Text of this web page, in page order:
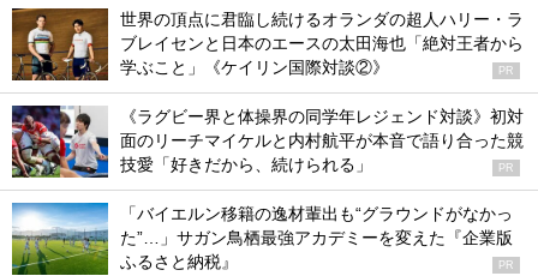
世界の頂点に君臨し続けるオランダの超人ハリー・ラ
ブレイセンと日本のエースの太田海也「絶対王者から
学ぶこと」《ケイリン国際対談②》
PR
《ラグビー界と体操界の同学年レジェンド対談》初対
面のリーチマイケルと内村航平が本音で語り合った競
技愛「好きだから、続けられる」
PR
「バイエルン移籍の逸材輩出も“グラウンドがなかっ
た”…」サガン鳥栖最強アカデミーを変えた『企業版
ふるさと納税』
PR